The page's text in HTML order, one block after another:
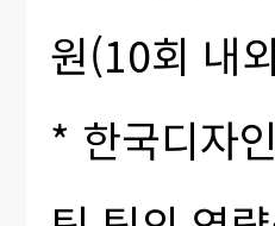
원(10회 내
* 한국디자